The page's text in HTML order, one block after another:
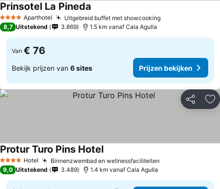
4 SterrenAparthotel Uitgebreid buffet met showcooking
Prinsotel La Pineda
8,7 Uitstekend 3.869 1.5 km vanaf Cala Agulla
Van € 76
Bekijk prijzen van 6 sites Prijzen bekijken
Delen
4 SterrenHotel Binnenzwembad en wellnessfaciliteiten
Protur Turo Pins Hotel
9,0 Uitstekend 3.489 1.4 km vanaf Cala Agulla